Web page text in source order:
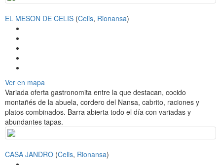
o
EL MESON DE CELIS (Celis, Rionansa)
Ver en mapa
Variada oferta gastronomita entre la que destacan, cocido
montañés de la abuela, cordero del Nansa, cabrito, raciones y
platos combinados. Barra abierta todo el día con variadas y
abundantes tapas.
CASA JANDRO (Celis, Rionansa)